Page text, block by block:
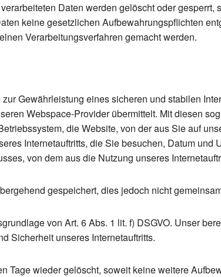
Daten werden gelöscht oder gesperrt,
keine gesetzlichen Aufbewahrungspflichten
Verarbeitungsverfahren gemacht werden.
Gewährleistung eines sicheren und stabilen
Webspace-Provider übermittelt. Mit diesen
die Website, von der aus Sie auf
Internetauftritts, die Sie besuchen, Datum und
von dem aus die Nutzung unseres
gespeichert, dies jedoch nicht
von Art. 6 Abs. 1 lit. f) DSGVO. Unser
Sicherheit unseres Internetauftritts.
Tage wieder gelöscht, soweit keine weitere